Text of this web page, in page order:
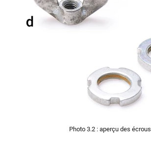
Photo 3.2 : aperçu des écrous